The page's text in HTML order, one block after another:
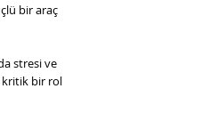
bir araç
stresi ve
kritik bir rol